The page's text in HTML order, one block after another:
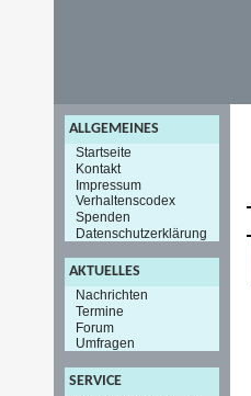
ALLGEMEINES
Startseite
Kontakt
Impressum
Verhaltenscodex
Spenden
Datenschutzerklärung
AKTUELLES
Nachrichten
Termine
Forum
Umfragen
SERVICE